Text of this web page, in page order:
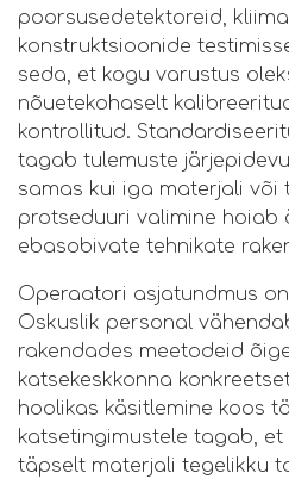
poorsuse­detektoreid,
konstruktsioonide
seda, et kogu varustus
nõuetekohaselt
kontrollitud.
tagab tulemuste
samas kui iga materjali või
protseduuri valimine hoiab
ebasobivate tehnikate
Operaatori asjatundmus
Oskuslik personal
rakendades meetodeid
katsekeskkonna
hoolikas käsitlemine koos
katsetingimustele tagab,
täpselt materjali tegelikku